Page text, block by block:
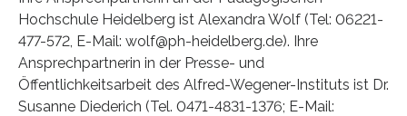
Hochschule Heidelberg ist Alexandra Wolf (Tel: 06221-
477-572, E-Mail: wolf@ph-heidelberg.de). Ihre
Ansprechpartnerin in der Presse- und
Öffentlichkeitsarbeit des Alfred-Wegener-Instituts ist Dr.
Susanne Diederich (Tel. 0471-4831-1376; E-Mail: